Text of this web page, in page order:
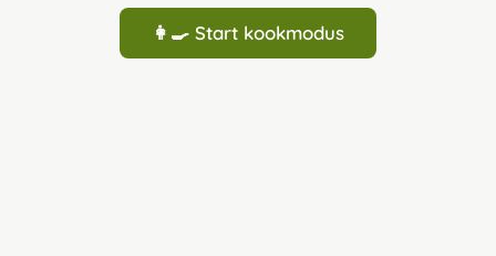
👩‍🍳 Start kookmodus